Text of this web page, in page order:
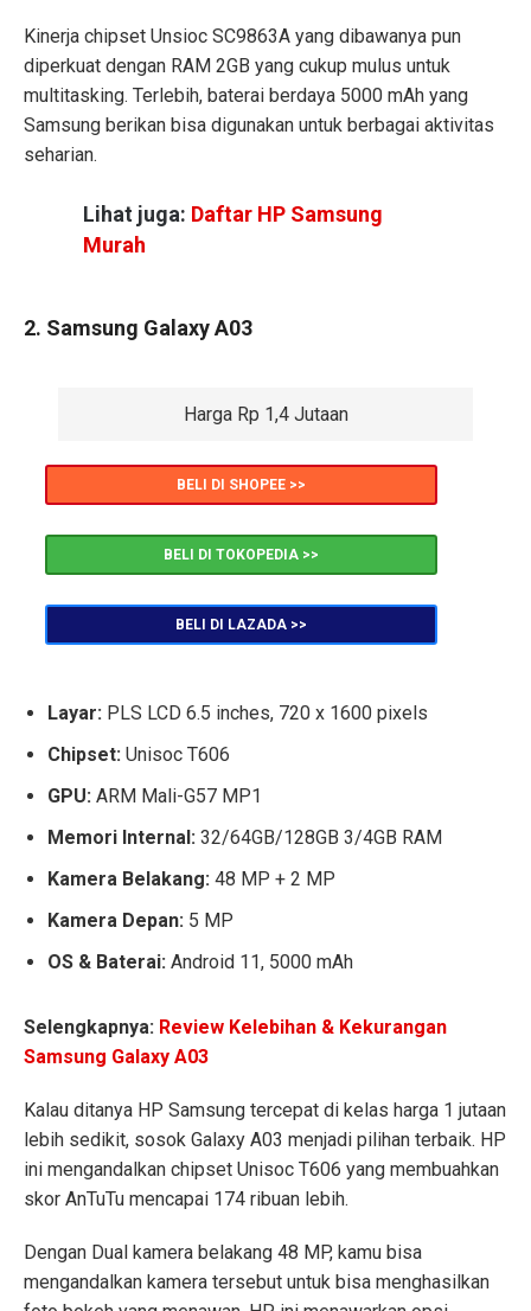
Kinerja chipset Unsioc SC9863A yang dibawanya pun
diperkuat dengan RAM 2GB yang cukup mulus untuk
multitasking. Terlebih, baterai berdaya 5000 mAh yang
Samsung berikan bisa digunakan untuk berbagai aktivitas
seharian.
Lihat juga: Daftar HP Samsung
Murah
2. Samsung Galaxy A03
Harga Rp 1,4 Jutaan
BELI DI SHOPEE >>
BELI DI TOKOPEDIA >>
BELI DI LAZADA >>
Layar: PLS LCD 6.5 inches, 720 x 1600 pixels
Chipset: Unisoc T606
GPU: ARM Mali-G57 MP1
Memori Internal: 32/64GB/128GB 3/4GB RAM
Kamera Belakang: 48 MP + 2 MP
Kamera Depan: 5 MP
OS & Baterai: Android 11, 5000 mAh
Selengkapnya: Review Kelebihan & Kekurangan
Samsung Galaxy A03
Kalau ditanya HP Samsung tercepat di kelas harga 1 jutaan
lebih sedikit, sosok Galaxy A03 menjadi pilihan terbaik. HP
ini mengandalkan chipset Unisoc T606 yang membuahkan
skor AnTuTu mencapai 174 ribuan lebih.
Dengan Dual kamera belakang 48 MP, kamu bisa
mengandalkan kamera tersebut untuk bisa menghasilkan